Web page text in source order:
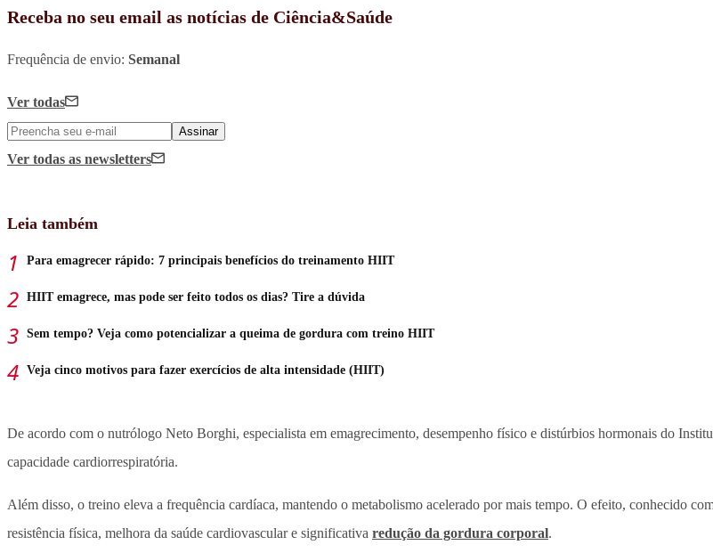
Receba no seu email as notícias de Ciência&Saúde
Frequência de envio: Semanal
Ver todas
Assinar
Ver todas as newsletters
Leia também
Para emagrecer rápido: 7 principais benefícios do treinamento HIIT
HIIT emagrece, mas pode ser feito todos os dias? Tire a dúvida
Sem tempo? Veja como potencializar a queima de gordura com treino HIIT
Veja cinco motivos para fazer exercícios de alta intensidade (HIIT)
De acordo com o nutrólogo Neto Borghi, especialista em emagrecimento, desempenho físico e distúrbios hormonais do
capacidade cardiorrespiratória.
Além disso, o treino eleva a frequência cardíaca, mantendo o metabolismo acelerado por mais tempo. O efeito, conhecido
resistência física, melhora da saúde cardiovascular e significativa redução da gordura corporal.